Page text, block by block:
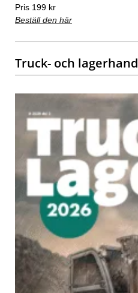
Pris 199 kr
Beställ den här
Truck- och